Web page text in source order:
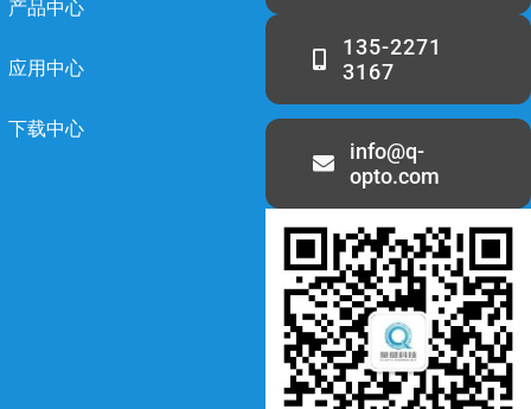
产品中心
应用中心
下载中心
135-2271
3167
info@q-
opto.com